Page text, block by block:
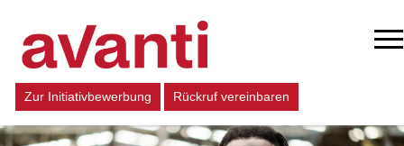
Zur Initiativbewerbung Rückruf vereinbaren